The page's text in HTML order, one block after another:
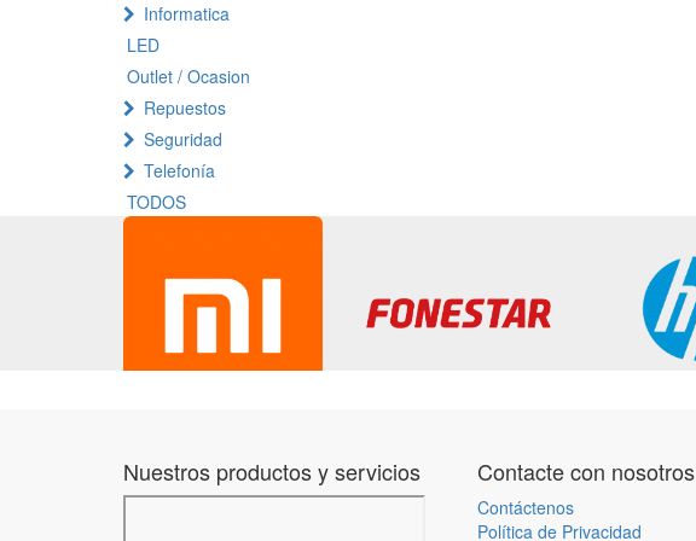
Informatica
LED
Outlet / Ocasion
Repuestos
Seguridad
Telefonía
TODOS
Nuestros productos y servicios Contacte con nosotros
Contáctenos
Política de Privacidad